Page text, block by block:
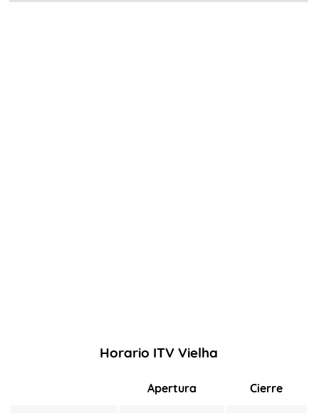
Horario ITV Vielha
Apertura Cierre